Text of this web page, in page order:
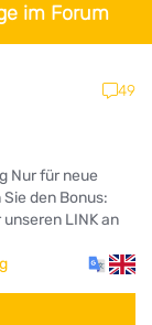
im Forum
49
Nur für neue
den Bonus:
LINK an